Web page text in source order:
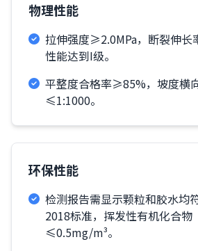
物理性能
拉伸强度≥2.0MPa，断裂伸
性能达到I级。
平整度合格率≥85%，坡度横
≤1:1000。
环保性能
检测报告需显示颗粒和胶水均
2018标准，挥发性有机化合物
≤0.5mg/m³。